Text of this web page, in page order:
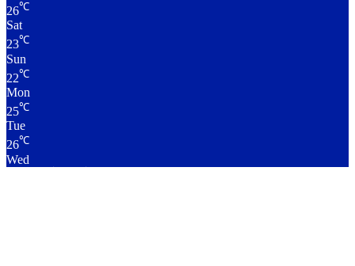
26℃
Sat
23℃
Sun
22℃
Mon
25℃
Tue
26℃
Wed